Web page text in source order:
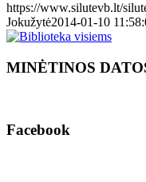
https://www.silutevb.lt/
Jokužytė2014-01-10
MINĖTINOS
Facebook